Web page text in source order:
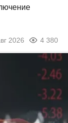
2026 4 380